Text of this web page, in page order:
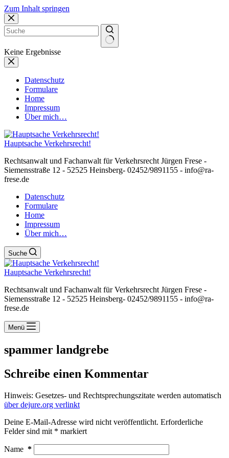
Zum Inhalt springen
Keine Ergebnisse
Datenschutz
Formulare
Home
Impressum
Über mich…
Hauptsache Verkehrsrecht!
Rechtsanwalt und Fachanwalt für Verkehrsrecht Jürgen Frese -
Siemensstraße 12 - 52525 Heinsberg- 02452/9891155 - info@ra-
frese.de
Datenschutz
Formulare
Home
Impressum
Über mich…
Suche
Hauptsache Verkehrsrecht!
Rechtsanwalt und Fachanwalt für Verkehrsrecht Jürgen Frese -
Siemensstraße 12 - 52525 Heinsberg- 02452/9891155 - info@ra-
frese.de
Menü
spammer landgrebe
Schreibe einen Kommentar
Hinweis: Gesetzes- und Rechtsprechungszitate werden automatisch
über dejure.org verlinkt
Deine E-Mail-Adresse wird nicht veröffentlicht. Erforderliche
Felder sind mit * markiert
Name *